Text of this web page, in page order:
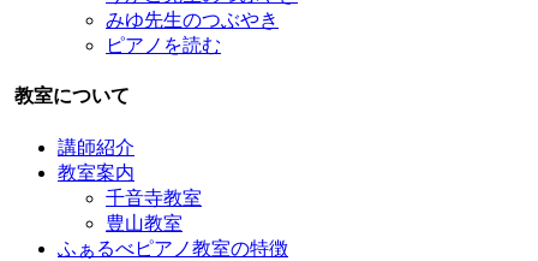
みゆ先生のつぶやき
ピアノを読む
教室について
講師紹介
教室案内
千音寺教室
豊山教室
ふぁるべピアノ教室の特徴